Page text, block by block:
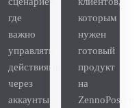
где
важно
управлять
действиями
через
аккаунты,
которым
нужен
готовый
продукт
на
ZennoPoster